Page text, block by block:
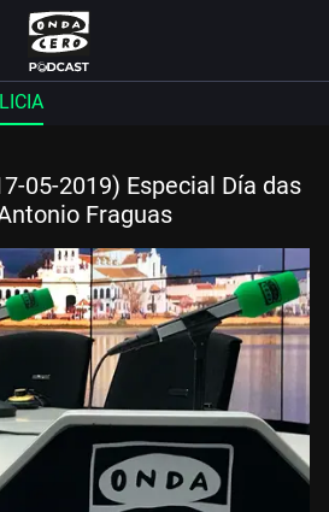
05-2019) Especial Día das
Fraguas